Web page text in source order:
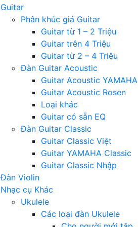
Guitar
Phân khúc giá Guitar
Guitar từ 1 – 2 Triệu
Guitar trên 4 Triệu
Guitar từ 2 – 4 Triệu
Đàn Guitar Acoustic
Guitar Acoustic YAMAHA
Guitar Acoustic Rosen
Loại khác
Guitar có sẵn EQ
Đàn Guitar Classic
Guitar Classic Việt
Guitar YAMAHA Classic
Guitar Classic Nhập
Đàn Violin
Nhạc cụ Khác
Ukulele
Các loại đàn Ukulele